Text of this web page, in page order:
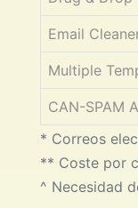
* Correos
** Coste por
^ Necesidad
Email
Multiple
CAN-SPAM